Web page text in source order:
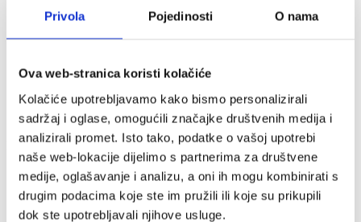
Privola Pojedinosti O nama
Ova web-stranica koristi kolačiće
Kolačiće upotrebljavamo kako bismo personalizirali
sadržaj i oglase, omogućili značajke društvenih medija i
analizirali promet. Isto tako, podatke o vašoj upotrebi
naše web-lokacije dijelimo s partnerima za društvene
medije, oglašavanje i analizu, a oni ih mogu kombinirati s
drugim podacima koje ste im pružili ili koje su prikupili
dok ste upotrebljavali njihove usluge.
Kontakti
Naša mreža
Povijest
Postanite član
Hrvatska je jedna od 27 članica Europske unije.
SHARE